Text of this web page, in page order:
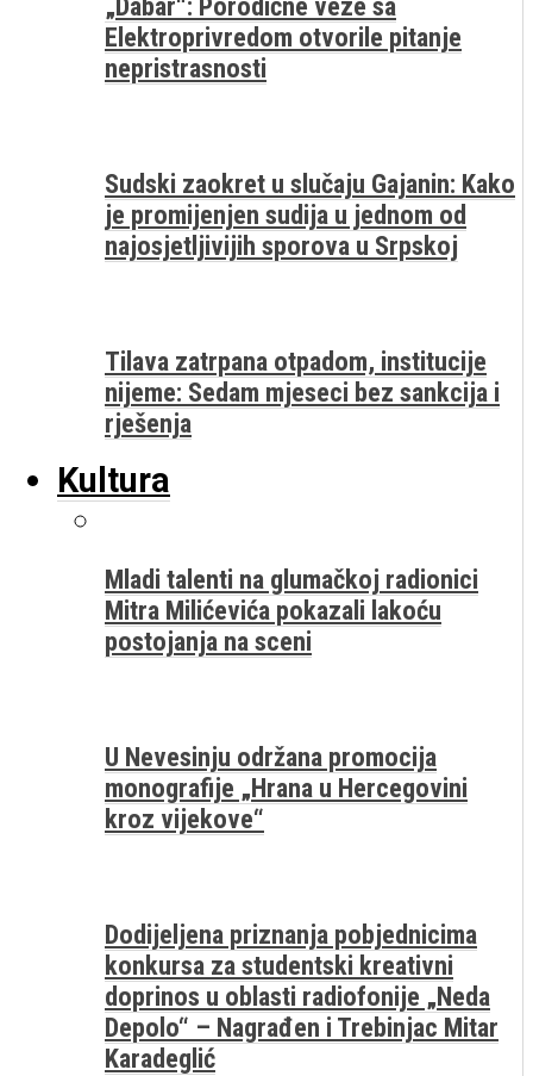
Elektroprivredom otvorile pitanje
nepristrasnosti
Sudski zaokret u slučaju Gajanin: Kako
je promijenjen sudija u jednom od
najosjetljivijih sporova u Srpskoj
Tilava zatrpana otpadom, institucije
nijeme: Sedam mjeseci bez sankcija i
rješenja
Kultura
Mladi talenti na glumačkoj radionici
Mitra Milićevića pokazali lakoću
postojanja na sceni
U Nevesinju održana promocija
monografije „Hrana u Hercegovini
kroz vijekove“
Dodijeljena priznanja pobjednicima
konkursa za studentski kreativni
doprinos u oblasti radiofonije „Neda
Depolo“ – Nagrađen i Trebinjac Mitar
Karadeglić